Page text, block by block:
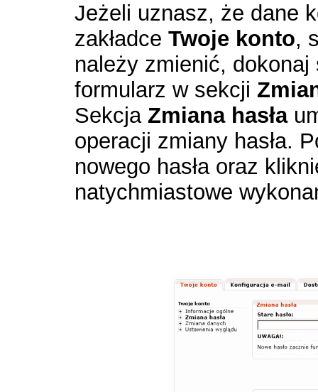
Jeżeli uznasz, że dane
zakładce Twoje konto,
należy zmienić, dokonaj
formularz w sekcji
Sekcja Zmiana hasła
operacji zmiany hasła.
nowego hasła oraz
natychmiastowe